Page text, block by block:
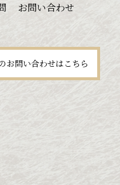
お問い合わせ
お問い合わせはこちら